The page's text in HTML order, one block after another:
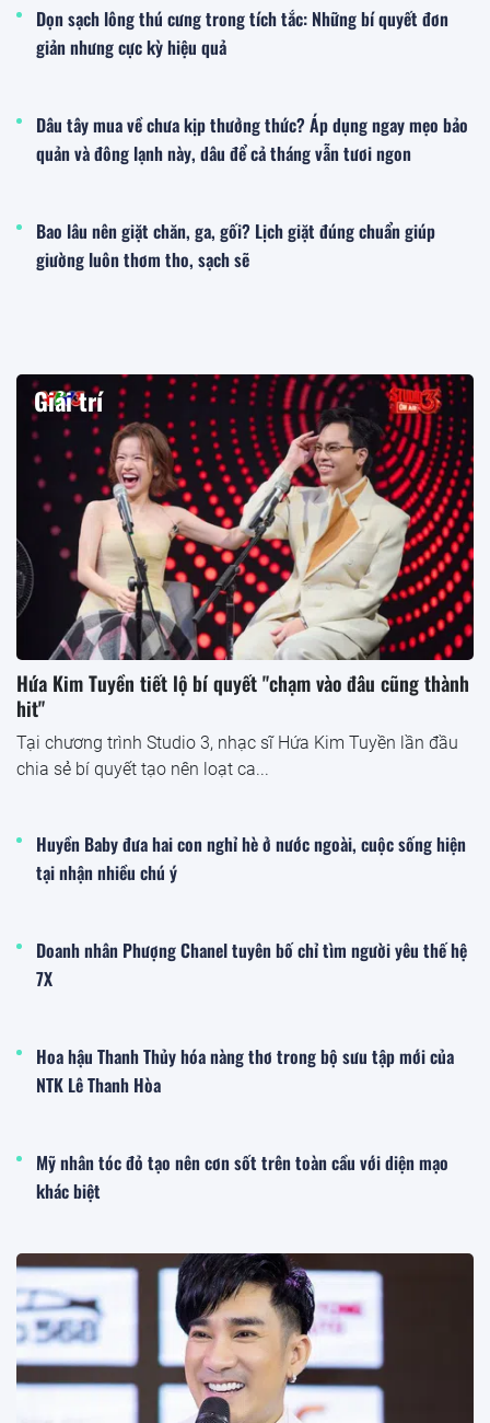
Dọn sạch lông thú cưng trong tích tắc: Những bí quyết đơn
giản nhưng cực kỳ hiệu quả
Dâu tây mua về chưa kịp thưởng thức? Áp dụng ngay mẹo bảo
quản và đông lạnh này, dâu để cả tháng vẫn tươi ngon
Bao lâu nên giặt chăn, ga, gối? Lịch giặt đúng chuẩn giúp
giường luôn thơm tho, sạch sẽ
Giải trí
Hứa Kim Tuyền tiết lộ bí quyết "chạm vào đâu cũng thành
hit"
Tại chương trình Studio 3, nhạc sĩ Hứa Kim Tuyền lần đầu
chia sẻ bí quyết tạo nên loạt ca...
Huyền Baby đưa hai con nghỉ hè ở nước ngoài, cuộc sống hiện
tại nhận nhiều chú ý
Doanh nhân Phượng Chanel tuyên bố chỉ tìm người yêu thế hệ
7X
Hoa hậu Thanh Thủy hóa nàng thơ trong bộ sưu tập mới của
NTK Lê Thanh Hòa
Mỹ nhân tóc đỏ tạo nên cơn sốt trên toàn cầu với diện mạo
khác biệt